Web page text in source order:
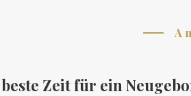
Zeit für ein